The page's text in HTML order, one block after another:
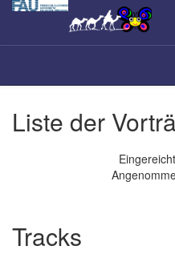
Zum
Liste der
Tracks